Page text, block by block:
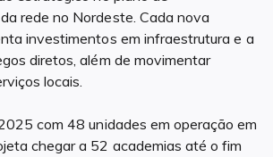
rede no Nordeste. Cada nova
investimentos em infraestrutura e a
diretos, além de movimentar
locais.
com 48 unidades em operação em
chegar a 52 academias até o fim